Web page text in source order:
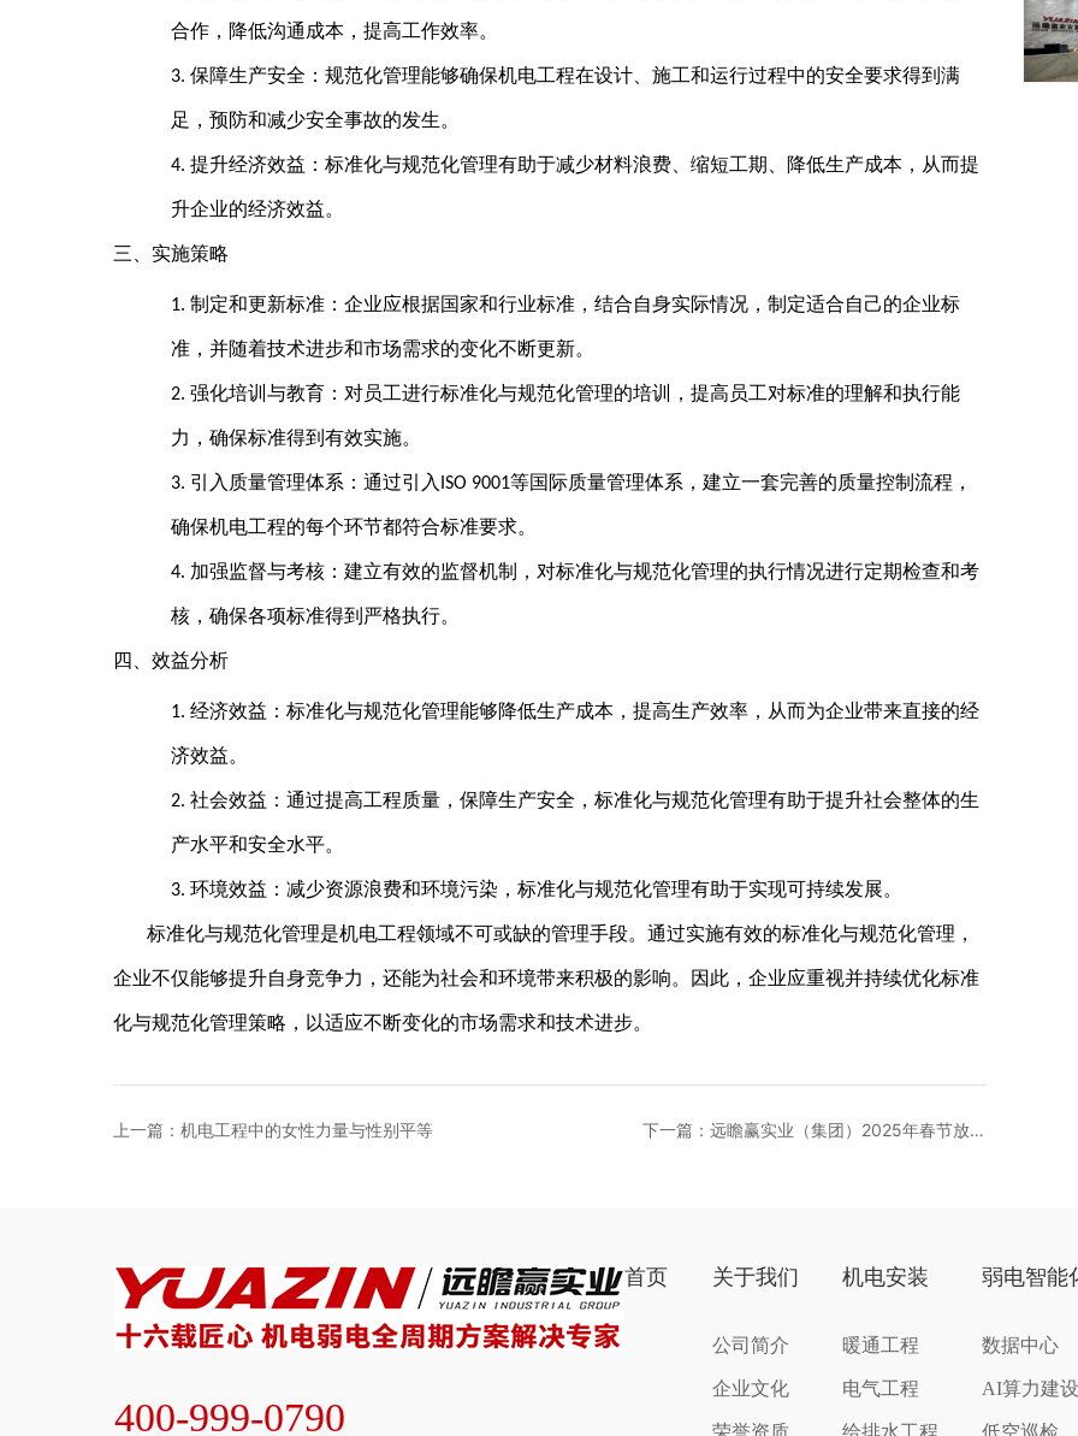
合作，降低沟通成本，提高工作效率。
3.保障生产安全：规范化管理能够确保机电工程在设计、施工和运行过程中的安全要求得到满
足，预防和减少安全事故的发生。
4.提升经济效益：标准化与规范化管理有助于减少材料浪费、缩短工期、降低生产成本，从而提
升企业的经济效益。
三、实施策略
1.制定和更新标准：企业应根据国家和行业标准，结合自身实际情况，制定适合自己的企业标
准，并随着技术进步和市场需求的变化不断更新。
2.强化培训与教育：对员工进行标准化与规范化管理的培训，提高员工对标准的理解和执行能
力，确保标准得到有效实施。
3. 引入质量管理体系：通过引入 ISO 9001等国际质量管理体系，建立一套完善的质量控制流程，
确保机电工程的每个环节都符合标准要求。
4. 加强监督与考核：建立有效的监督机制，对标准化与规范化管理的执行情况进行定期检查和考
核，确保各项标准得到严格执行。
四、效益分析
1.经济效益：标准化与规范化管理能够降低生产成本，提高生产效率，从而为企业带来直接的经
济效益。
2.社会效益：通过提高工程质量，保障生产安全，标准化与规范化管理有助于提升社会整体的生
产水平和安全水平。
3.环境效益：减少资源浪费和环境污染，标准化与规范化管理有助于实现可持续发展。
标准化与规范化管理是机电工程领域不可或缺的管理手段。通过实施有效的标准化与规范化管理，
企业不仅能够提升自身竞争力，还能为社会和环境带来积极的影响。因此，企业应重视并持续优化标准
化与规范化管理策略，以适应不断变化的市场需求和技术进步。
上一篇：机电工程中的女性力量与性别平等
下一篇：远瞻赢实业（集团）2025年春节放假
400-999-0790
首页 关于我们
公司简介
企业文化
荣誉资质
机电安装
暖通工程
电气工程
给排水工程
弱电智能
数据中心
AI算力建
低空巡检